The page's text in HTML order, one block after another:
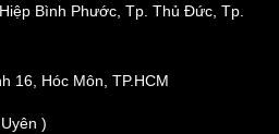
Bình Phước, Tp. Thủ Đức, Tp.
16, Hóc Môn, TP.HCM
)